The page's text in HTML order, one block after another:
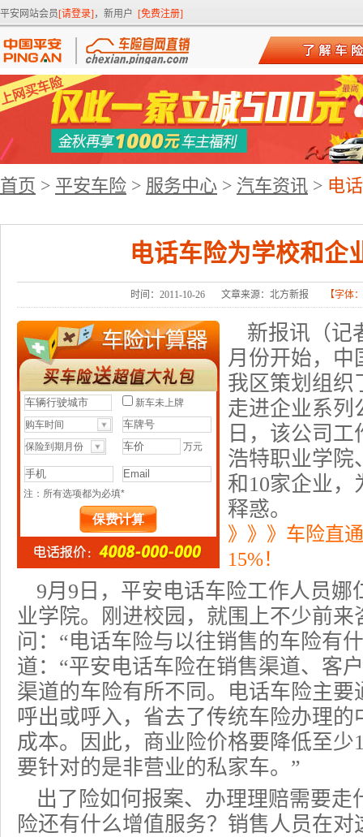
平安网站会员[请登录] ，新用户 [免费注册]
首页 > 平安车险 > 服务中心 > 汽车资讯 > 电
电话车险为学校和企
时间：2011-10-26 文章来源：北方新报 【字体
新报讯（记
月份开始，中
我区策划组织
走进企业系列
日，该公司
浩特职业学院
和10家企业
释惑。
》》》车险直
15%！
9月9日，平安电话车险工作人员娜
业学院。刚进校园，就围上不少前
问：“电话车险与以往销售的车险有
道：“平安电话车险在销售渠道、客
渠道的车险有所不同。电话车险主
呼出或呼入，省去了传统车险办理
成本。因此， 商业险价格要降低至少
要针对的是非营业的私家车。”
出了险如何报案、办理理赔需要走
险还有什么增值服务？销售人员在